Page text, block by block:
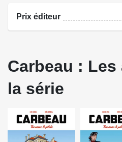
ligne claire actuelle.
Prix éditeur
Carbeau :
la série